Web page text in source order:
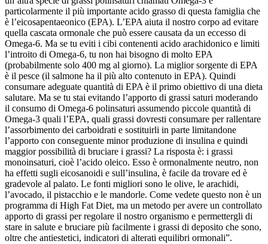
particolarmente il più importante acido grasso di questa famiglia che
è l’eicosapentaeonico (EPA). L’EPA aiuta il nostro corpo ad evitare
quella cascata ormonale che può essere causata da un eccesso di
Omega-6. Ma se tu eviti i cibi contenenti acido arachidonico e limiti
l’introito di Omega-6, tu non hai bisogno di molto EPA
(probabilmente solo 400 mg al giorno). La miglior sorgente di EPA
è il pesce (il salmone ha il più alto contenuto in EPA). Quindi
consumare adeguate quantità di EPA è il primo obiettivo di una dieta
salutare. Ma se tu stai evitando l’apporto di grassi saturi moderando
il consumo di Omega-6 polinsaturi assumendo piccole quantità di
Omega-3 quali l’EPA, quali grassi dovresti consumare per rallentare
l’assorbimento dei carboidrati e sostituirli in parte limitandone
l’apporto con conseguente minor produzione di insulina e quindi
maggior possibilità di bruciare i grassi? La risposta è: i grassi
monoinsaturi, cioè l’acido oleico. Esso è ormonalmente neutro, non
ha effetti sugli eicosanoidi e sull’insulina, è facile da trovare ed è
gradevole al palato. Le fonti migliori sono le olive, le arachidi,
l’avocado, il pistacchio e le mandorle. Come vedete questo non è un
programma di High Fat Diet, ma un metodo per avere un controllato
apporto di grassi per regolare il nostro organismo e permettergli di
stare in salute e bruciare più facilmente i grassi di deposito che sono,
oltre che antiestetici, indicatori di alterati equilibri ormonali”.